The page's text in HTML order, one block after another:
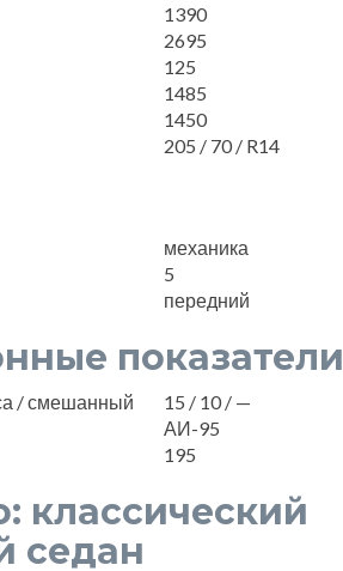
1390
2695
125
1485
1450
205 / 70 / R14
механика
5
передний
показатели
/ смешанный
15 / 10 / —
АИ-95
195
классический
седан